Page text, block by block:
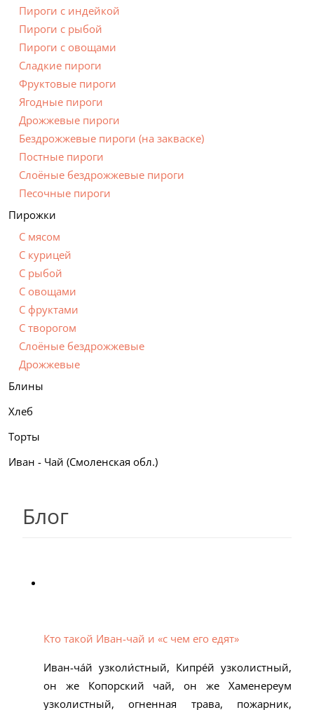
Пироги с индейкой
Пироги с рыбой
Пироги с овощами
Сладкие пироги
Фруктовые пироги
Ягодные пироги
Дрожжевые пироги
Бездрожжевые пироги (на закваске)
Постные пироги
Cлоёные бездрожжевые пироги
Песочные пироги
Пирожки
С мясом
С курицей
С рыбой
С овощами
С фруктами
С творогом
Слоёные бездрожжевые
Дрожжевые
Блины
Хлеб
Торты
Иван - Чай (Смоленская обл.)
Блог
Кто такой Иван-чай и «с чем его едят»
Иван-ча́й узколи́стный, Кипре́й узколистный,
он же Копорский чай, он же Хаменереум
узколистный, огненная трава, пожарник,